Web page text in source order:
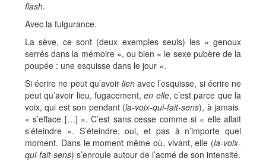
flash.
Avec la fulgurance.
La sève, ce sont (deux exemples seuls) les « genoux
serrés dans la mémoire », ou bien « le sexe pubère de la
poupée : une esquisse dans le jour ».
Si écrire ne peut qu’avoir lienavec l’esquisse, si écrire ne
peut qu’avoir lieu, fugacement,en elle, c’est parce que la
voix, qui est son pendant (la-voix-qui-fait-sens), à jamais
« s’efface […] ». C’est sans cesse comme si « elle allait
s’éteindre ». S’éteindre, oui, et pas à n’importe quel
moment. Dans le moment même où, vivant, elle (la-voix-
qui-fait-sens) s’enroule autour de l’acmé de son intensité.